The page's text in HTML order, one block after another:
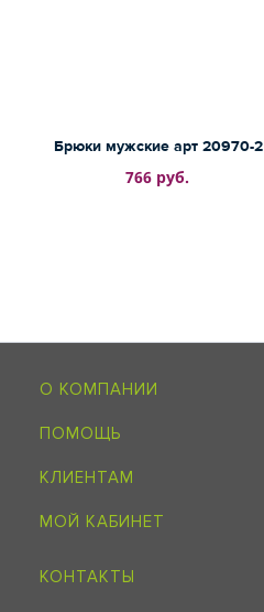
Брюки мужские арт 20970-2
766 руб.
О КОМПАНИИ
ПОМОЩЬ
КЛИЕНТАМ
МОЙ КАБИНЕТ
КОНТАКТЫ